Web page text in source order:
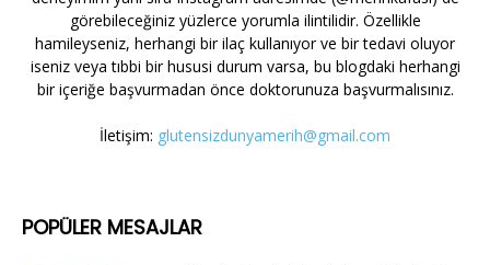
görebileceğiniz yüzlerce yorumla ilintilidir. Özellikle
hamileyseniz, herhangi bir ilaç kullanıyor ve bir tedavi oluyor
iseniz veya tıbbi bir hususi durum varsa, bu blogdaki herhangi
bir içeriğe başvurmadan önce doktorunuza başvurmalısınız.
İletişim: glutensizdunyamerih@gmail.com
POPÜLER MESAJLAR